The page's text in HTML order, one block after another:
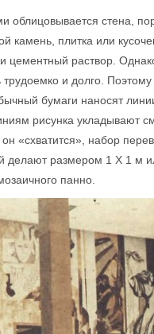
облицовывается стена,
камень, плитка или
цементный раствор.
и долго. Поэтому
бумаги наносят
рисунка укладывают
«схватится», набор
делают размером 1 X 1 м
панно.